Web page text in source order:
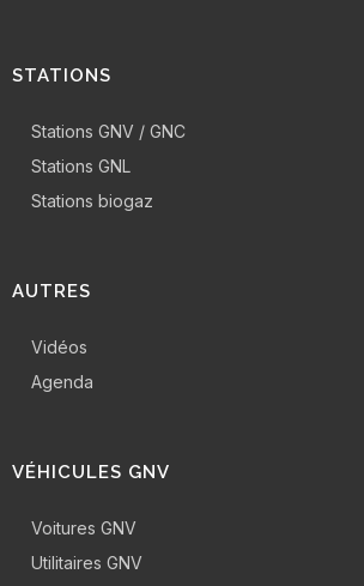
STATIONS
Stations GNV / GNC
Stations GNL
Stations biogaz
AUTRES
Vidéos
Agenda
VÉHICULES GNV
Voitures GNV
Utilitaires GNV